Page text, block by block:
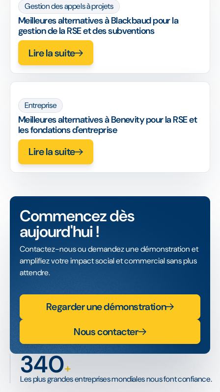
Gestion des appels à projets
Meilleures alternatives à Blackbaud pour la
gestion de la RSE et des subventions
Lire la suite
Entreprise
Meilleures alternatives à Benevity pour la RSE et
les fondations d'entreprise
Lire la suite
Commencez dès
aujourd'hui !
Contactez-nous ou demandez une démonstration et
amplifiez votre impact social et commercial sans plus
attendre.
Regarder une démonstration
Nous contacter
340+
Les plus grandes entreprises mondiales nous font confiance.